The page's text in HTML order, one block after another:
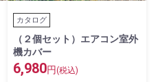
カタログ
（２個セット）エアコン室外
機カバー
6,980円 (税込)